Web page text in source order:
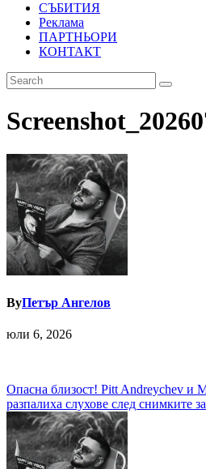
СЪБИТИЯ
Реклама
ПАРТНЬОРИ
КОНТАКТ
ByПетър Ангелов
юли 6, 2026
Навигация
Опасна близост! Pitt Andreychev и
разпалиха слухове след снимките